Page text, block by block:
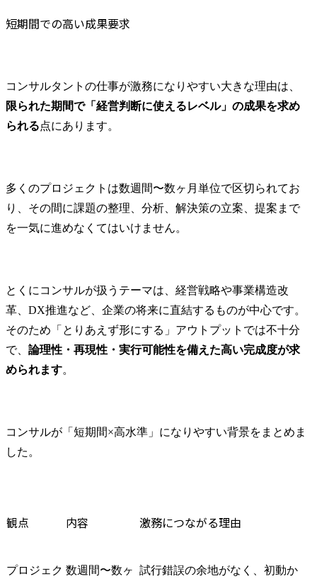
短期間での高い成果要求
コンサルタントの仕事が激務になりやすい大きな理由は、
限られた期間で「経営判断に使えるレベル」の成果を求め
られる点にあります。
多くのプロジェクトは数週間〜数ヶ月単位で区切られてお
り、その間に課題の整理、分析、解決策の立案、提案まで
を一気に進めなくてはいけません。
とくにコンサルが扱うテーマは、経営戦略や事業構造改
革、DX推進など、企業の将来に直結するものが中心です。
そのため「とりあえず形にする」アウトプットでは不十分
で、 論理性・再現性・実行可能性を備えた高い完成度が求
められます。
コンサルが「短期間×高水準」になりやすい背景をまとめま
した。
観点 内容 激務につながる理由
プロジェク 数週間〜数ヶ 試行錯誤の余地がなく、初動か